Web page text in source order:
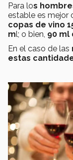
Para los
estable es mejor
copas de vino
ml; o bien, 90 ml
En el caso de las
estas